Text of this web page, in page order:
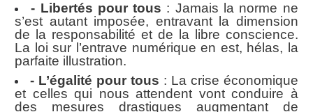
- Libertés pour tous : Jamais la norme ne
s’est autant imposée, entravant la dimension
de la responsabilité et de la libre conscience.
La loi sur l’entrave numérique en est, hélas, la
parfaite illustration.
- L’égalité pour tous : La crise économique
et celles qui nous attendent vont conduire à
des mesures drastiques augmentant de